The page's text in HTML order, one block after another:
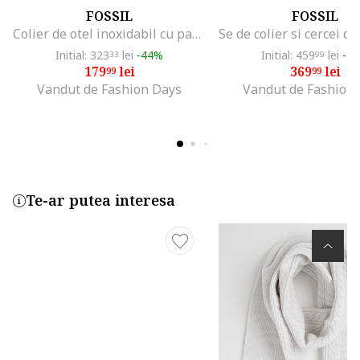
FOSSIL
Colier de otel inoxidabil cu pandantiv Mother of Pearl, Auriu/Transparent
Initial: 32333 lei -44%
17999lei
Vandut de Fashion Days
FOSSIL
Initial: 45999 lei -
36999lei
Vandut de Fashion
Te-ar putea interesa